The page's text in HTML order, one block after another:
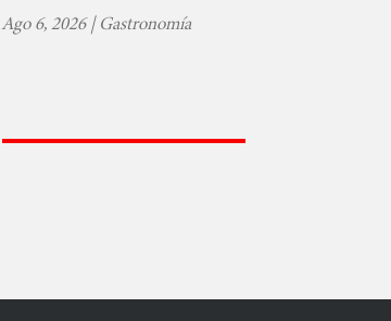
Ago 6, 2026|Gastronomía